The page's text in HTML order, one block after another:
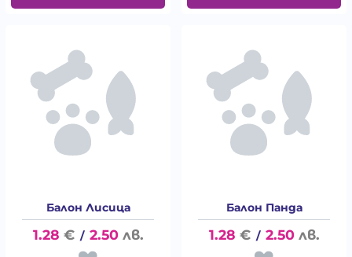
Балон Лисица
1.28 € / 2.50 лв.
Балон Панда
1.28 € / 2.50 лв.